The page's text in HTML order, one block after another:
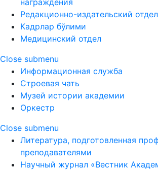
награждения
Редакционно-издательский отдел
Кадрлар бўлими
Медицинский отдел
Close submenu
Информационная служба
Строевая чать
Музей истории академии
Оркестр
Close submenu
Литература, подготовленная
преподавателями
Научный журнал «Вестник